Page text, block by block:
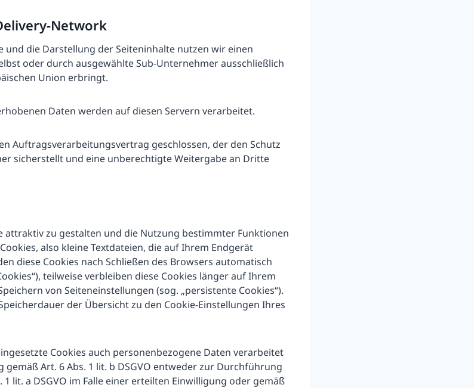
Network
und die Darstellung der Seiteninhalte nutzen wir einen
oder durch ausgewählte Sub-Unternehmer ausschließlich
Union erbringt.
Daten werden auf diesen Servern verarbeitet.
Auftragsverarbeitungsvertrag geschlossen, der den Schutz
sicherstellt und eine unberechtigte Weitergabe an Dritte
attraktiv zu gestalten und die Nutzung bestimmter Funktionen
also kleine Textdateien, die auf Ihrem Endgerät
diese Cookies nach Schließen des Browsers automatisch
teilweise verbleiben diese Cookies länger auf Ihrem
von Seiteneinstellungen (sog. „persistente Cookies“).
der Übersicht zu den Cookie-Einstellungen Ihres
Cookies auch personenbezogene Daten verarbeitet
Art. 6 Abs. 1 lit. b DSGVO entweder zur Durchführung
1 lit. a DSGVO im Falle einer erteilten Einwilligung oder gemäß